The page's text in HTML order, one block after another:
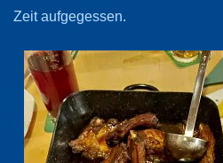
Zeit aufgegessen.